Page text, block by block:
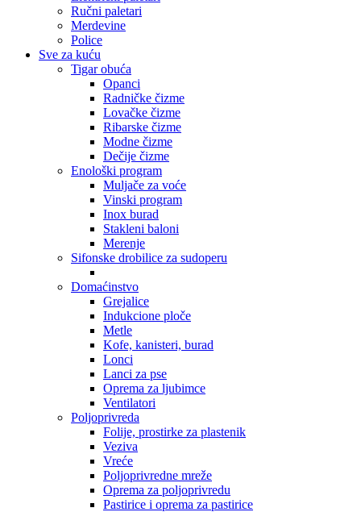
Ručni paletari
Merdevine
Police
Sve za kuću
Tigar obuća
Opanci
Radničke čizme
Lovačke čizme
Ribarske čizme
Modne čizme
Dečije čizme
Enološki program
Muljače za voće
Vinski program
Inox burad
Stakleni baloni
Merenje
Sifonske drobilice za sudoperu
Domaćinstvo
Grejalice
Indukcione ploče
Metle
Kofe, kanisteri, burad
Lonci
Lanci za pse
Oprema za ljubimce
Ventilatori
Poljoprivreda
Folije, prostirke za plastenik
Veziva
Vreće
Poljoprivredne mreže
Oprema za poljoprivredu
Pastirice i oprema za pastirice